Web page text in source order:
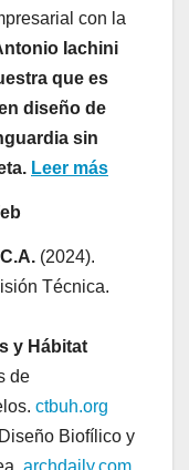
con la
Iachini
que es
diseño de
sin
Leer más
(2024).
Técnica.
y Hábitat
de
ctbuh.org
Biofílico y
archdaily.com